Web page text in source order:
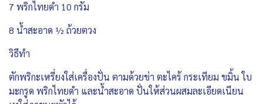
7 พริกไทยดำ 10 กรัม
8 น้ำสะอาด ½ ถ้วยตวง
วิธีทำ
ตักพริกะเหรี่ยงใส่เครื่องปั่น ตามด้วยข่า ตะไคร้ กระเทียม ขมิ้น ใบ
มะกรูด พริกไทยดำ และน้ำสะอาด ปั่นให้ส่วนผสมละเอียดเนียน